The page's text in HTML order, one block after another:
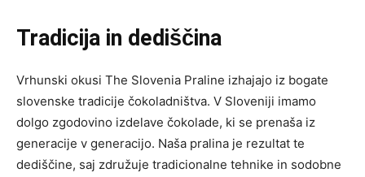
Tradicija in dediščina
Vrhunski okusi The Slovenia Praline izhajajo iz bogate
slovenske tradicije čokoladništva. V Sloveniji imamo
dolgo zgodovino izdelave čokolade, ki se prenaša iz
generacije v generacijo. Naša pralina je rezultat te
dediščine, saj združuje tradicionalne tehnike in sodobne